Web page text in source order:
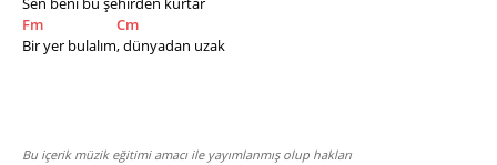
Fm
Cm
Bir yer bulalım, dünyadan uzak
Bu içerik müzik eğitimi amacı ile yayımlanmış olup hakları